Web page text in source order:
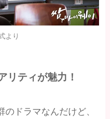
より
リティが魅力！
ドラマなんだけど、